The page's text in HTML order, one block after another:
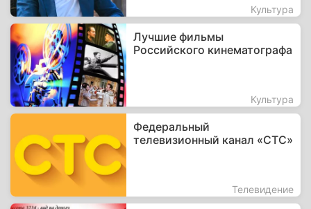
Культура
Лучшие фильмы
Российского кинематографа
Культура
Федеральный
телевизионный канал «СТС»
Телевидение